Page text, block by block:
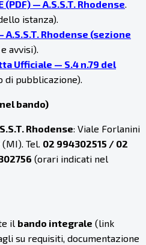
(PDF) — A.S.S.T. Rhodense.
istanza).
A.S.S.T. Rhodense (sezione
avvisi).
Ufficiale — S.4 n.79 del
di pubblicazione).
bando)
Rhodense: Viale Forlanini
Tel. 02 994302515 / 02
(orari indicati nel
il bando integrale (link
su requisiti, documentazione